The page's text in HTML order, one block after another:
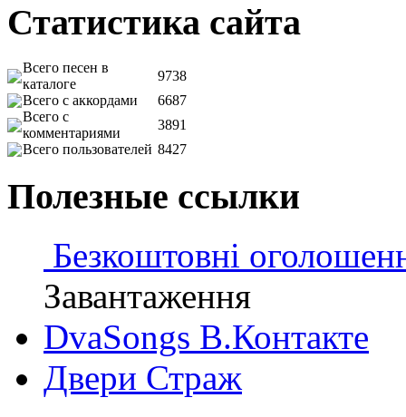
Статистика сайта
Всего песен в
каталоге
9738
Всего с аккордами
6687
Всего с
комментариями
3891
Всего пользователей 8427
Полезные ссылки
Безкоштовні
Завантаження
DvaSongs В.Контакте
Двери Страж